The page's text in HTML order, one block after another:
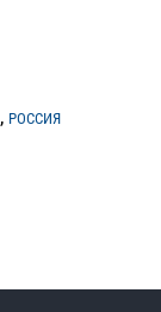
, РОССИЯ